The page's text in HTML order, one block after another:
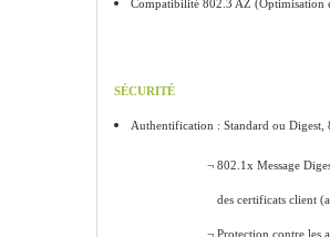
Compatibilité 802.3 AZ (Optimisation
SÉCURITÉ
Authentification : Standard ou Digest,
¬ 802.1x Message Digest 5
des certificats client
¬ Protection contre les attaques